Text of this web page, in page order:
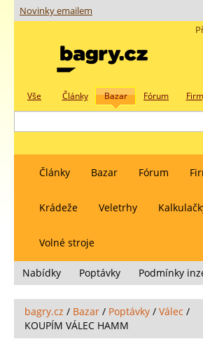
Novinky emailem
Vše Články Bazar Fórum
Články Bazar Fórum
Krádeže Veletrhy
Volné stroje
Nabídky Poptávky Podmínky
bagry.cz / Bazar / Poptávky / Válec /
KOUPÍM VÁLEC HAMM